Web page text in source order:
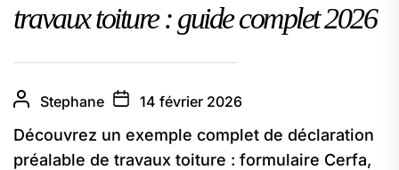
travaux toiture : guide complet 2026
Stephane 14 février 2026
Découvrez un exemple complet de déclaration
préalable de travaux toiture : formulaire Cerfa,